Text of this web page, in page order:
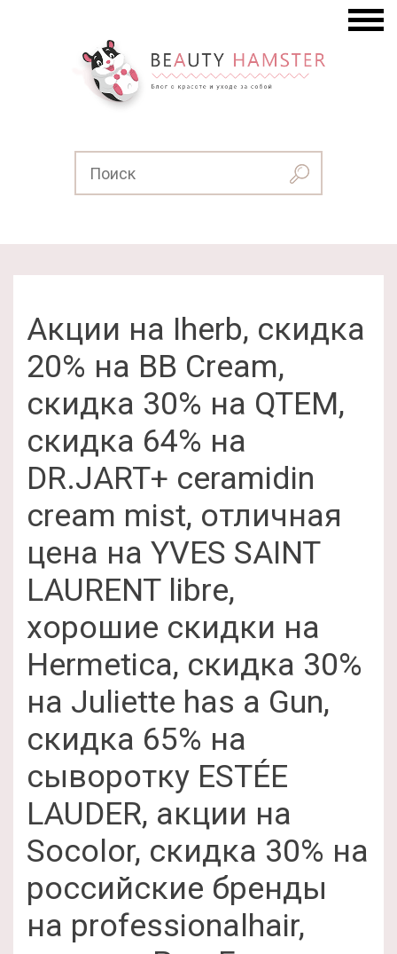
Акции на Iherb, скидка
20% на BB Cream,
скидка 30% на QTEM,
скидка 64% на
DR.JART+ ceramidin
cream mist, отличная
цена на YVES SAINT
LAURENT libre,
хорошие скидки на
Hermetica, скидка 30%
на Juliette has a Gun,
скидка 65% на
сыворотку ESTÉE
LAUDER, акции на
Socolor, скидка 30% на
российские бренды
на professionalhair,